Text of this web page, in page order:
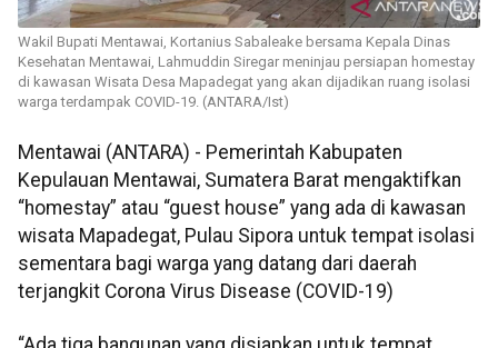
Wakil Bupati Mentawai, Kortanius Sabaleake bersama Kepala Dinas
Kesehatan Mentawai, Lahmuddin Siregar meninjau persiapan homestay
di kawasan Wisata Desa Mapadegat yang akan dijadikan ruang isolasi
warga terdampak COVID-19. (ANTARA/Ist)
Mentawai (ANTARA) - Pemerintah Kabupaten
Kepulauan Mentawai, Sumatera Barat mengaktifkan
“homestay” atau “guest house” yang ada di kawasan
wisata Mapadegat, Pulau Sipora untuk tempat isolasi
sementara bagi warga yang datang dari daerah
terjangkit Corona Virus Disease (COVID-19)